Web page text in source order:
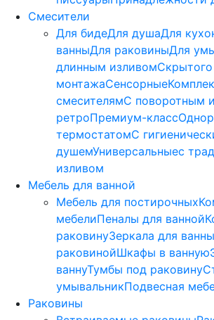
Смесители
Для бидеДля душаДля
ванныДля раковиныДля
длинным изливомСкрытого
монтажаСенсорные
смесителямС поворотным
ретроПремиум-класс
термостатомС
душемУниверсальныес
изливом
Мебель для ванной
Мебель для постирочных
мебелиПеналы для ванной
раковинуЗеркала для
раковинойШкафы в ванную
ваннуТумбы под раковину
умывальникПодвесная
Раковины